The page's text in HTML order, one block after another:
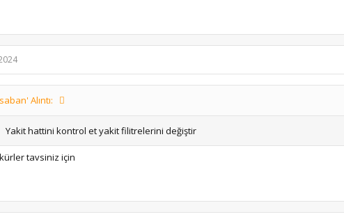
Alıntı:
Yakit hattini kontrol et yakit filitrelerini değiştir
tavsiniz için